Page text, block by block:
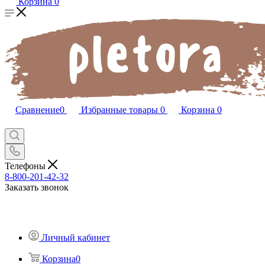
Сравнение0 Избранные товары 0 Корзина 0
Телефоны
8-800-201-42-32
Заказать звонок
Личный кабинет
Корзина0